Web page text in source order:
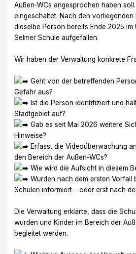
Außen-WCs angesprochen haben
eingeschaltet. Nach den
dieselbe Person bereits Ende 2025 im
Selmer Schule aufgefallen.
Wir haben der Verwaltung konkrete
Geht von der betreffenden
Gefahr aus?
Ist die Person identifiziert und
Stadtgebiet auf?
Gab es seit Mai 2026 weitere
Hinweise?
Erfasst die Videoüberwachung
den Bereich der Außen-WCs?
Wie wird die Aufsicht in diesem
Wurden nach dem ersten Vorfall
Schulen informiert – oder erst nach
Die Verwaltung erklärte, dass die
wurden und Kinder im Bereich der
begleitet werden.